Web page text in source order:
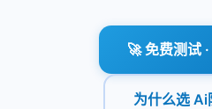
🚀 免费测试
为什么选